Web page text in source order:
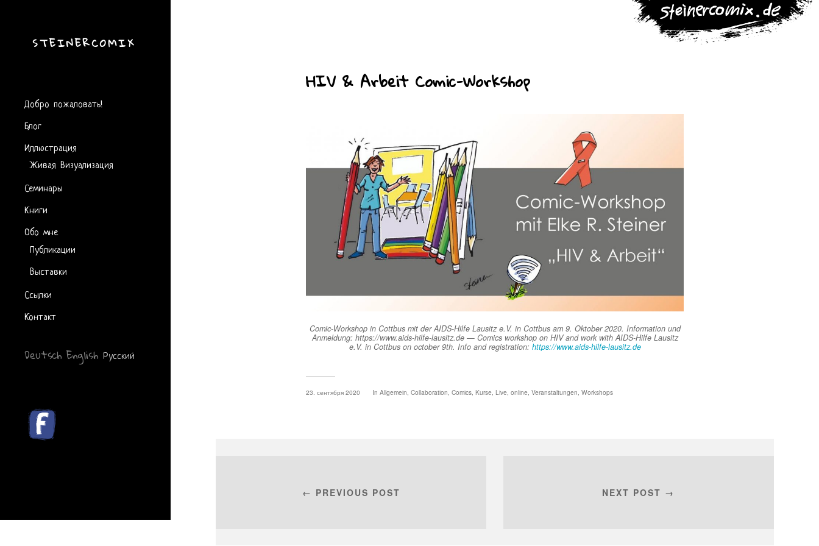
STEINERCOMIX
Добро пожаловать!
Блог
Иллюстрация
Живая Визуализация
Семинары
Книги
Обо мне
Публикации
Выставки
Ссылки
Контакт
Deutsch English Русский
HIV & Arbeit Comic-Workshop
Comic-Workshop in Cottbus mit der AIDS-Hilfe Lausitz e.V. in Cottbus am 9. Oktober 2020. Information und
Anmeldung: https://www.aids-hilfe-lausitz.de — Comics workshop on HIV and work with AIDS-Hilfe Lausitz
e.V. in Cottbus on october 9th. Info and registration: https://www.aids-hilfe-lausitz.de
23. сентября 2020 In Allgemein, Collaboration, Comics, Kurse, Live, online, Veranstaltungen, Workshops
← PREVIOUS POST NEXT POST →